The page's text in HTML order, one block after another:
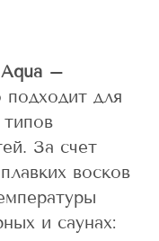
–
подходит для
За счет
восков
и саунах: